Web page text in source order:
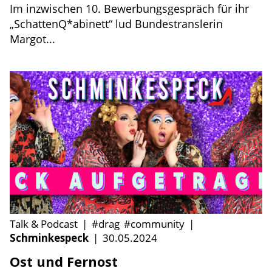
Im inzwischen 10. Bewerbungsgespräch für ihr
„SchattenQ*abinett“ lud Bundestranslerin
Margot...
Talk & Podcast | #drag #community |
Schminkespeck | 30.05.2024
Ost und Fernost